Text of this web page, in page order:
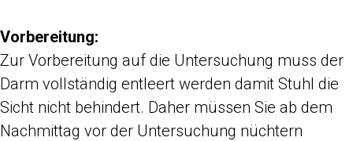
Vorbereitung:
Zur Vorbereitung auf die Untersuchung muss der
Darm vollständig entleert werden damit Stuhl die
Sicht nicht behindert. Daher müssen Sie ab dem
Nachmittag vor der Untersuchung nüchtern